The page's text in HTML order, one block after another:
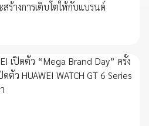
ร้างการเติบโตให้กับแบรนด์